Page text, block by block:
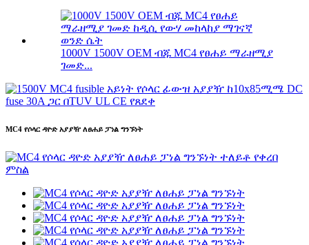
1000V 1500V OEM ብጁ MC4 የፀሐይ ማራዘሚያ
ገመድ...
MC4 የሶላር ዳዮድ አያያዥ ለፀሐይ ፓነል ግንኙነት